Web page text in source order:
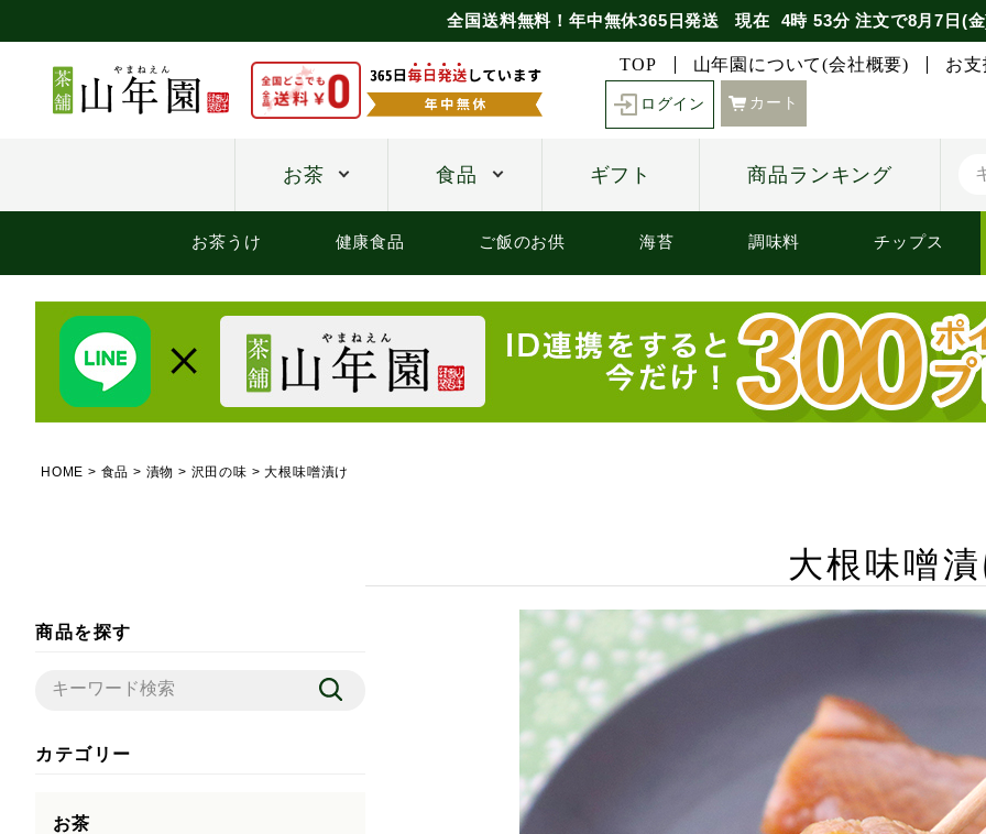
全国送料無料！年中無休365日発送 現在 4時 53分注文で8月7日(
TOP 山年園について(会社概要) お
ログイン カート
お茶 食品 ギフト 商品ランキング
お茶うけ 健康食品 ご飯のお供 海苔 調味料 チップス
HOME 食品 漬物 沢田の味 大根味噌漬け
商品を探す
カテゴリー
お茶
大根味噌